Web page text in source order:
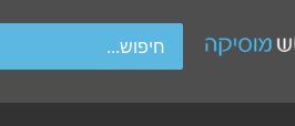
swipe gestures.